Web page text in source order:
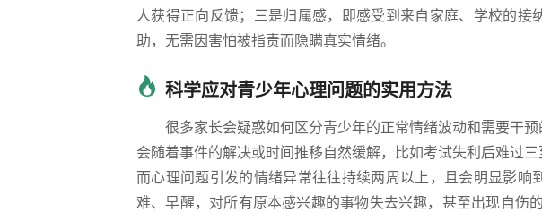
人获得正向反馈；三是归属感，即感受到来自家庭、学校的
助，无需因害怕被指责而隐瞒真实情绪。
科学应对青少年心理问题的实用方法
很多家长会疑惑如何区分青少年的正常情绪波动和需要干
会随着事件的解决或时间推移自然缓解，比如考试失利后难过
而心理问题引发的情绪异常往往持续两周以上，且会明显影
难、早醒，对所有原本感兴趣的事物失去兴趣，甚至出现自伤